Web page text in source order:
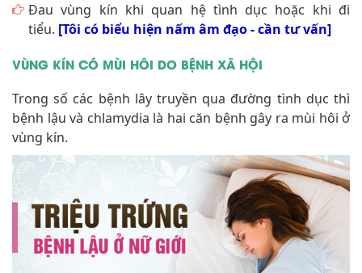
Đau vùng kín khi quan hệ tình dục hoặc khi đi
tiểu. [Tôi có biểu hiện nấm âm đạo - cần tư vấn]
VÙNG KÍN CÓ MÙI HÔI DO BỆNH XÃ HỘI
Trong số các bệnh lây truyền qua đường tình dục thì
bệnh lậu và chlamydia là hai căn bệnh gây ra mùi hôi ở
vùng kín.